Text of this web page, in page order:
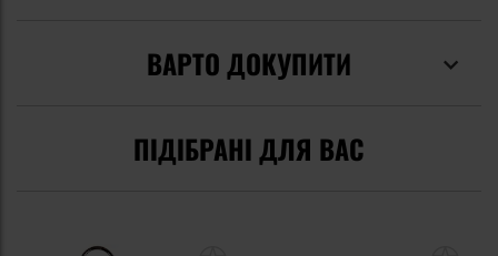
ВАРТО ДОКУПИТИ
ПІДІБРАНІ ДЛЯ ВАС